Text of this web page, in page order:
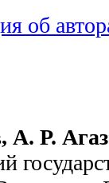
об
А. Р.